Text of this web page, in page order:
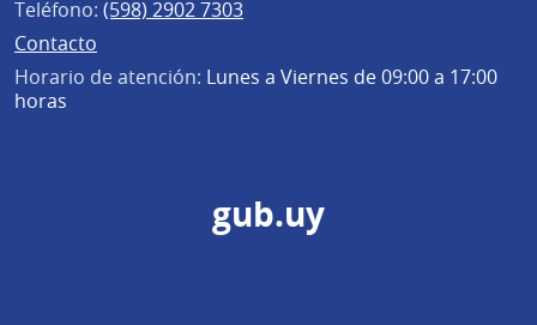
Teléfono: (598) 2902 7303
Contacto
Horario de atención: Lunes a Viernes de 09:00 a 17:00
horas
gub.uy